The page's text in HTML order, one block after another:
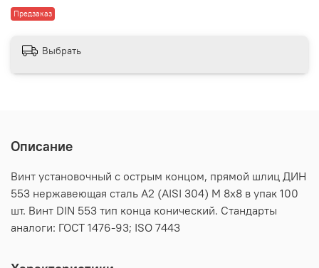
Предзаказ
Выбрать
Описание
Винт установочный с острым концом, прямой шлиц ДИН
553 нержавеющая сталь А2 (AISI 304) M 8х8 в упак 100
шт. Винт DIN 553 тип конца конический. Стандарты
аналоги: ГОСТ 1476-93; ISO 7443